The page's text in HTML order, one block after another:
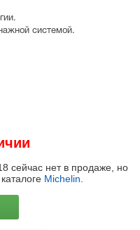
системой.
сейчас нет в продаже, но
Michelin